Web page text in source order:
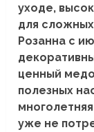
уходе,
для сложных
Розанна с
ценный
полезных
уже не